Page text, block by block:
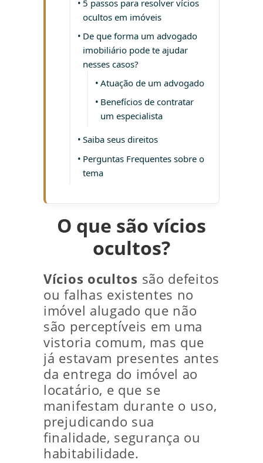
5 passos para resolver vícios
ocultos em imóveis
De que forma um advogado
imobiliário pode te ajudar
nesses casos?
Atuação de um advogado
Benefícios de contratar
um especialista
Saiba seus direitos
Perguntas Frequentes sobre o
tema
O que são vícios
ocultos?
Vícios ocultos são defeitos
ou falhas existentes no
imóvel alugado que não
são perceptíveis em uma
vistoria comum, mas que
já estavam presentes antes
da entrega do imóvel ao
locatário, e que se
manifestam durante o uso,
prejudicando sua
finalidade, segurança ou
habitabilidade.